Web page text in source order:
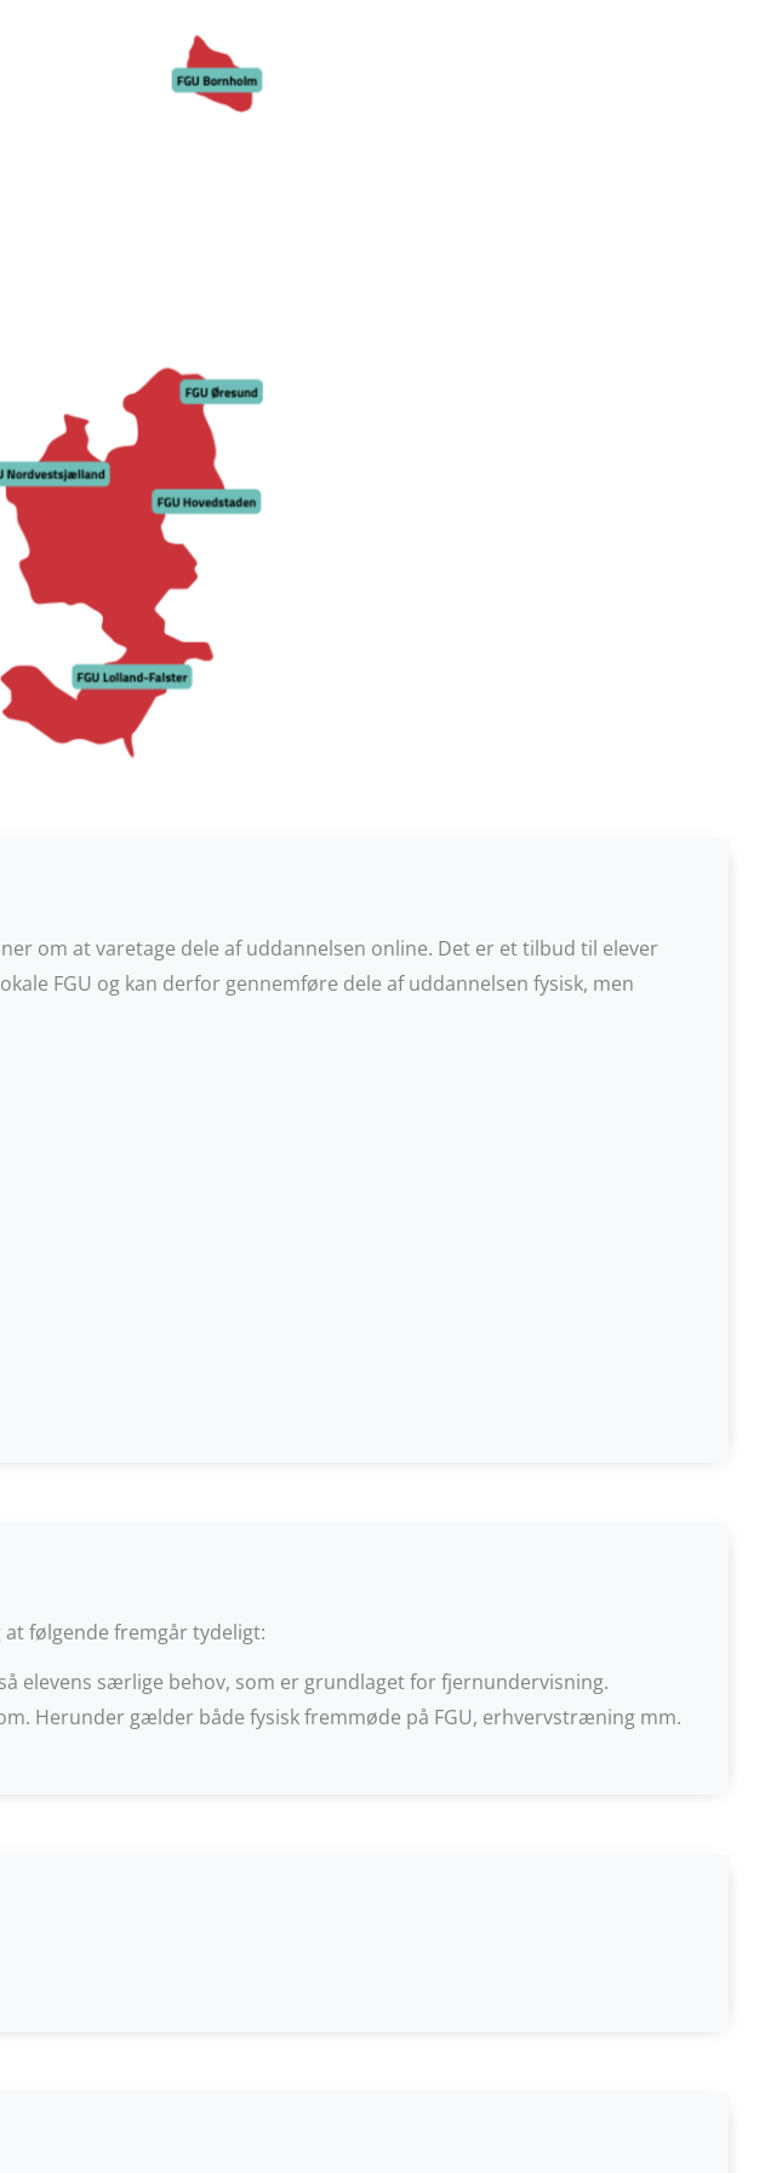
om at varetage dele af uddannelsen online. Det er et tilbud til elever
FGU og kan derfor gennemføre dele af uddannelsen fysisk, men
følgende fremgår tydeligt:
elevens særlige behov, som er grundlaget for fjernundervisning.
Herunder gælder både fysisk fremmøde på FGU, erhvervstræning mm.